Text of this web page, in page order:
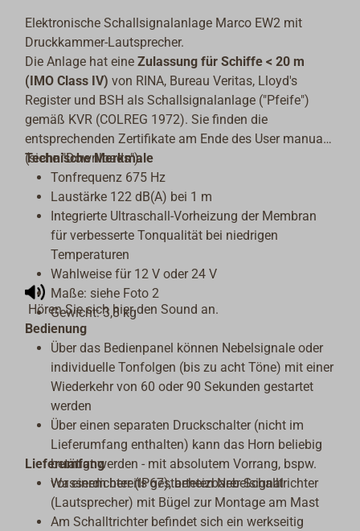
Elektronische Schallsignalanlage Marco EW2 mit
Druckkammer-Lautsprecher.
Die Anlage hat eineZulassung für Schiffe < 20 m
(IMO Class IV) von RINA, Bureau Veritas, Lloyd's
Register und BSH als Schallsignalanlage ("Pfeife")
gemäß KVR (COLREG 1972). Sie finden die
entsprechenden Zertifikate am Ende des User manuals
(siehe "Downloads").
Technische Merkmale
Tonfrequenz 675 Hz
Laustärke 122 dB(A) bei 1 m
Integrierte Ultraschall-Vorheizung der Membran
für verbesserte Tonqualität bei niedrigen
Temperaturen
Wahlweise für 12 V oder 24 V
Maße: siehe Foto 2
Gewicht: 3,8 kg
Hören Sie sich hier den Sound an.
Bedienung
Über das Bedienpanel können Nebelsignale oder
individuelle Tonfolgen (bis zu acht Töne) mit einer
Wiederkehr von 60 oder 90 Sekunden gestartet
werden
Über einen separaten Druckschalter (nicht im
Lieferumfang enthalten) kann das Horn beliebig
betätigt werden - mit absolutem Vorrang, bspw.
vor einem bereits gestarteten Nebelsignal
Lieferumfang
Wasserdichter (IP67), beheizbarer Schalltrichter
(Lautsprecher) mit Bügel zur Montage am Mast
Am Schalltrichter befindet sich ein werkseitig